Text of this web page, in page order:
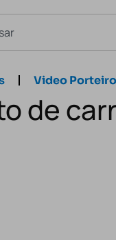
Video Porteiro
de